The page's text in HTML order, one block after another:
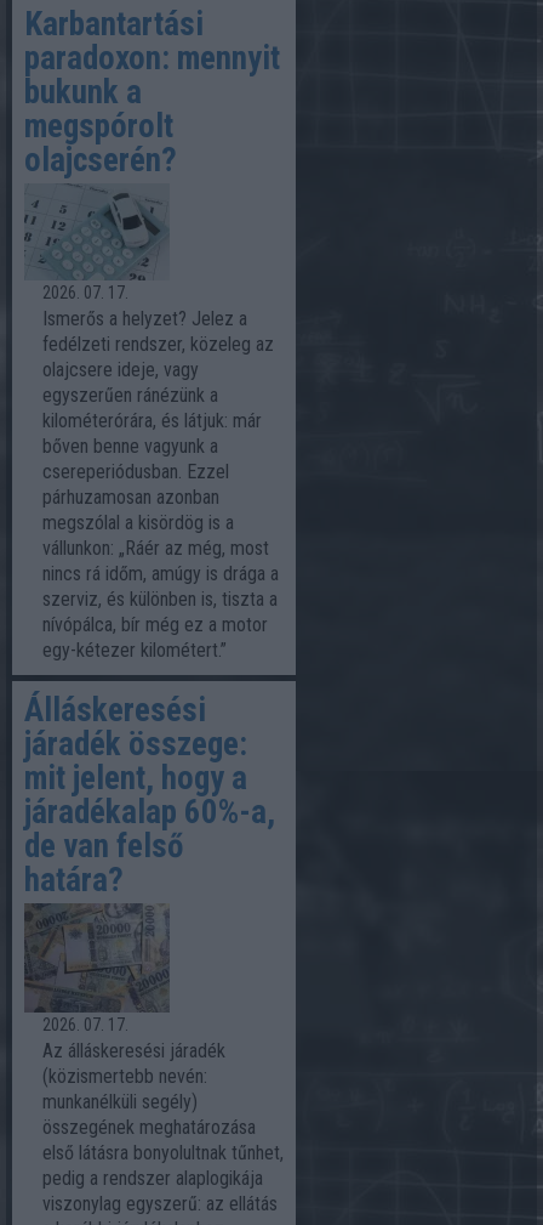
Karbantartási
paradoxon: mennyit
bukunk a
megspórolt
olajcserén?
2026. 07. 17.
Ismerős a helyzet? Jelez a
fedélzeti rendszer, közeleg az
olajcsere ideje, vagy
egyszerűen ránézünk a
kilométerórára, és látjuk: már
bőven benne vagyunk a
csereperiódusban. Ezzel
párhuzamosan azonban
megszólal a kisördög is a
vállunkon: „Ráér az még, most
nincs rá időm, amúgy is drága a
szerviz, és különben is, tiszta a
nívópálca, bír még ez a motor
egy-kétezer kilométert.”
Álláskeresési
járadék összege:
mit jelent, hogy a
járadékalap 60%-a,
de van felső
határa?
2026. 07. 17.
Az álláskeresési járadék
(közismertebb nevén:
munkanélküli segély)
összegének meghatározása
első látásra bonyolultnak tűnhet,
pedig a rendszer alaplogikája
viszonylag egyszerű: az ellátás